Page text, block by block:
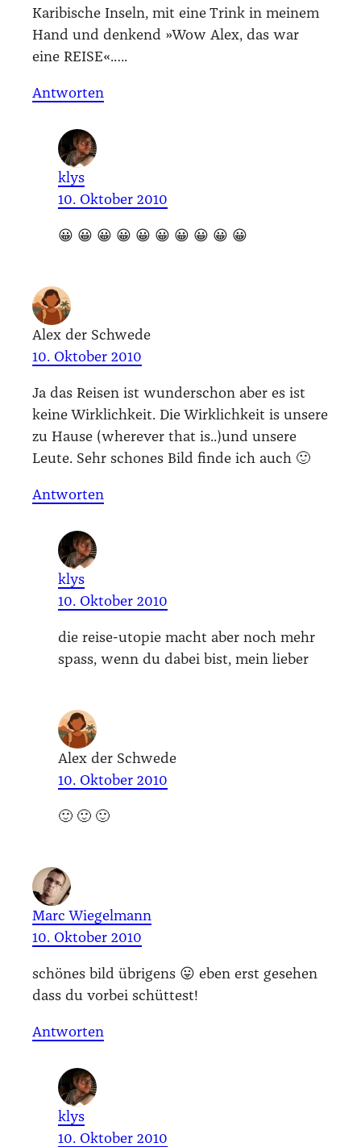
Kari­bi­sche Inseln, mit eine Trink in mei­nem
Hand und den­kend »Wow Alex, das war
eine REISE«.….
Antworten
klys
10. Oktober 2010
😀 😀 😀 😀 😀 😀 😀 😀 😀 😀
Alex der Schwede
10. Oktober 2010
Ja das Rei­sen ist wun­der­schon aber es ist
kei­ne Wirk­lich­keit. Die Wirk­lich­keit is unse­re
zu Hau­se (whe­re­ver that is..)und unse­re
Leu­te. Sehr scho­nes Bild fin­de ich auch 🙂
Antworten
klys
10. Oktober 2010
die rei­se-uto­pie macht aber noch mehr
spass, wenn du dabei bist, mein lie­ber
Alex der Schwede
10. Oktober 2010
🙂 🙂 🙂
Marc Wiegelmann
10. Oktober 2010
schö­nes bild übri­gens 😛 eben erst gese­hen
dass du vor­bei schüt­test!
Antworten
klys
10. Oktober 2010